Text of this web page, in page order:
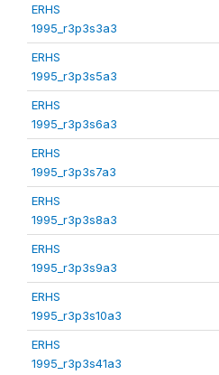
ERHS
1995_r3p3s3a3
ERHS
1995_r3p3s5a3
ERHS
1995_r3p3s6a3
ERHS
1995_r3p3s7a3
ERHS
1995_r3p3s8a3
ERHS
1995_r3p3s9a3
ERHS
1995_r3p3s10a3
ERHS
1995_r3p3s41a3